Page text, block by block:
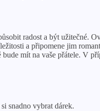
radost a být užitečné.
a připomene jim
mít na vaše přátele. V
snadno vybrat dárek.